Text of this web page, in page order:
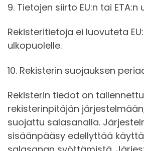
9. Tietojen siirto EU:n tai ETA:n
Rekisteritietoja ei luovuteta
ulkopuolelle.
10. Rekisterin suojauksen
Rekisterin tiedot on tallennettu
rekisterinpitäjän
suojattu salasanalla.
sisäänpääsy edellyttää